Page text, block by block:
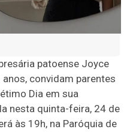
patoense Joyce
anos, convidam parentes
Dia em sua
nesta quinta-feira, 24 de
às 19h, na Paróquia de